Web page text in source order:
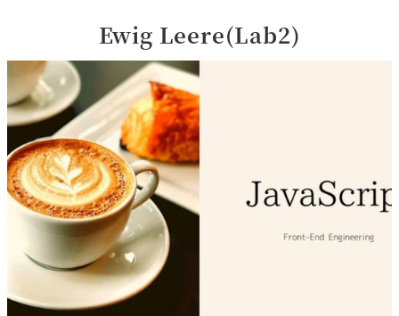
Ewig Leere(Lab2)